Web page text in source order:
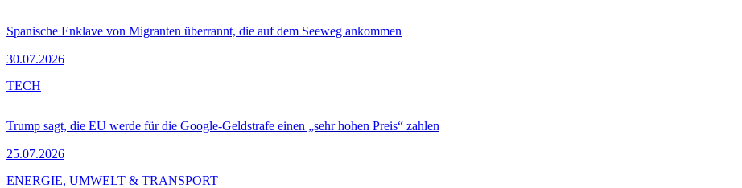
Spanische Enklave von Migranten überrannt, die auf dem Seeweg ankommen
30.07.2026
Trump sagt, die EU werde für die Google-Geldstrafe einen „sehr hohen Preis“ zahlen
25.07.2026
TECH
ENERGIE, UMWELT & TRANSPORT